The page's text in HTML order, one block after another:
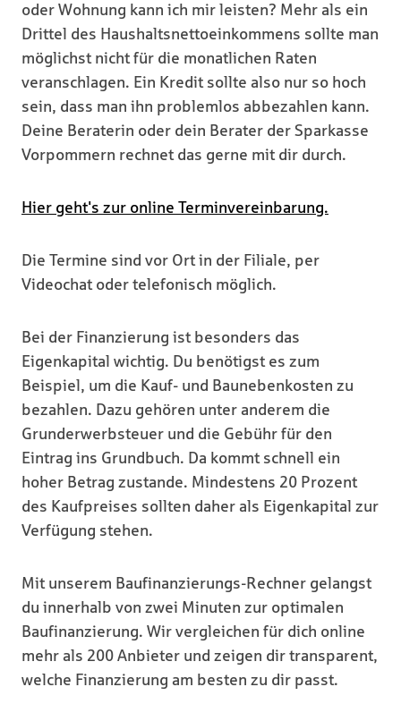
oder Wohnung kann ich mir leisten? Mehr als ein
Drittel des Haushaltsnettoeinkommens sollte man
möglichst nicht für die monatlichen Raten
veranschlagen. Ein Kredit sollte also nur so hoch
sein, dass man ihn problemlos abbezahlen kann.
Deine Beraterin oder dein Berater der Sparkasse
Vorpommern rechnet das gerne mit dir durch.
Hier geht's zur online Terminvereinbarung.
Die Termine sind vor Ort in der Filiale, per
Videochat oder telefonisch möglich.
Bei der Finanzierung ist besonders das
Eigenkapital wichtig. Du benötigst es zum
Beispiel, um die Kauf- und Baunebenkosten zu
bezahlen. Dazu gehören unter anderem die
Grunderwerbsteuer und die Gebühr für den
Eintrag ins Grundbuch. Da kommt schnell ein
hoher Betrag zustande. Mindestens 20 Prozent
des Kaufpreises sollten daher als Eigenkapital zur
Verfügung stehen.
Mit unserem Baufinanzierungs-Rechner gelangst
du innerhalb von zwei Minuten zur optimalen
Baufinanzierung. Wir vergleichen für dich online
mehr als 200 Anbieter und zeigen dir transparent,
welche Finanzierung am besten zu dir passt.